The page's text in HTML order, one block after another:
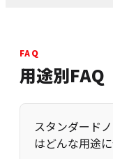
FAQ
用途別FAQ
スタンダード
はどんな用途